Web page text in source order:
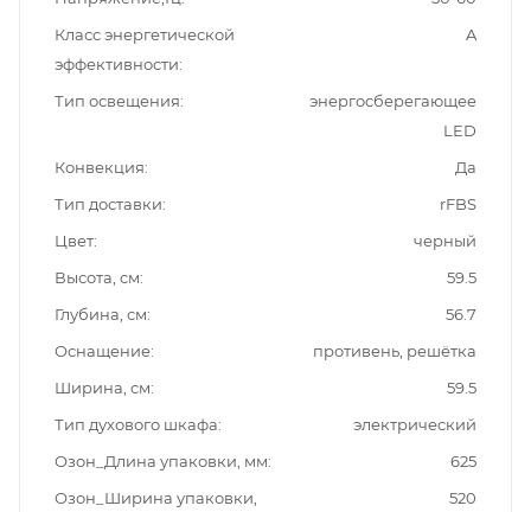
Класс энергетической
эффективности
A
Тип освещения
энергосберегающее
LED
Конвекция
Да
Тип доставки
rFBS
Цвет
черный
Высота, см
59.5
Глубина, см
56.7
Оснащение
противень, решётка
Ширина, см
59.5
Тип духового шкафа
электрический
Озон_Длина упаковки, мм
625
Озон_Ширина упаковки,
520